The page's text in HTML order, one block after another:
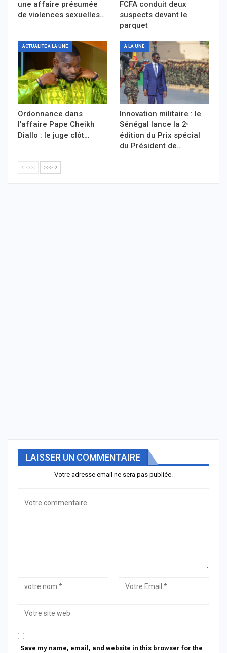
une affaire présumée
de violences sexuelles…
FCFA conduit deux
suspects devant le
parquet
ACTUALITÉ À LA UNE
Ordonnance dans
l’affaire Pape Cheikh
Diallo : le juge clôt…
A LA UNE
Innovation militaire : le
Sénégal lance la 2ᵉ
édition du Prix spécial
du Président de…
<<< >>>
LAISSER UN COMMENTAIRE
Votre adresse email ne sera pas publiée.
Save my name, email, and website in this browser for the